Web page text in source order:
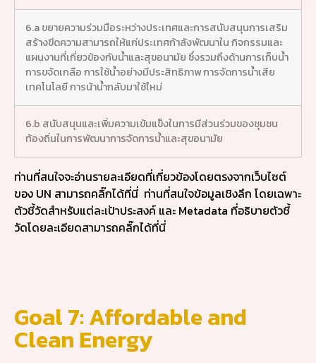
6.a ขยายความร่วมมือระหว่างประเทศและการสนับสนุนการเสริม
สร้างขีดความสามารถให้แก่ประเทศก้าลังพัฒนาใน กิจกรรมและ
แผนงานที่เกี่ยวข้องกับน้ำและสุขอนามัย ซึ่งรวมถึงด้านการเก็บน้ำ
การขจัดเกลือ การใช้น้ำอย่างมีประสิทธิภาพ การจัดการน้ำเสีย
เทคโนโลยี การน้าน้ำกลับมาใช้ใหม่
6.b สนับสนุนและเพิ่มความเข้มแข็งในการมีส่วนร่วมของชุมชน
ท้องถิ่นในการพัฒนาการจัดการน้ำและสุขอนามัย
ท่านที่สนใจจะอ่านรายละเอียดที่เกี่ยวข้องโดยตรงจากเว็บไซต์
ของ UN สามารถคลิ๊กได้ที่นี่ ท่านที่สนใจข้อมูลเชิงลึก โดยเฉพาะ
ตัวชี้วัดสำหรับแต่ละเป้าประสงค์ และ Metadata ที่อธิบายตัวชี้
วัดโดยละเอียดสามารถคลิ๊กได้ที่นี่
Goal 7: Affordable and
Clean Energy